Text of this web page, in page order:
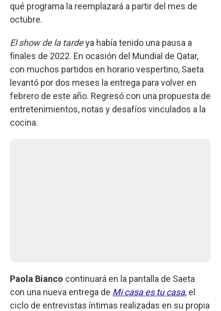
qué programa la reemplazará a partir del mes de
octubre.
El show de la tardeya había tenido una pausa a
finales de 2022. En ocasión del Mundial de Qatar,
con muchos partidos en horario vespertino, Saeta
levantó por dos meses la entrega para volver en
febrero de este año. Regresó con una propuesta de
entretenimientos, notas y desafíos vinculados a la
cocina.
Paola Bianco continuará en la pantalla de Saeta
con una nueva entrega de Mi casa es tu casa, el
ciclo de entrevistas íntimas realizadas en su propia